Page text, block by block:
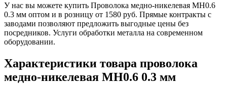
У нас вы можете купить Проволока медно-никелевая МН0.6
0.3 мм оптом и в розницу от 1580 руб. Прямые контракты с
заводами позволяют предложить выгодные цены без
посредников. Услуги обработки металла на современном
оборудовании.
Характеристики товара проволока
медно-никелевая МН0.6 0.3 мм